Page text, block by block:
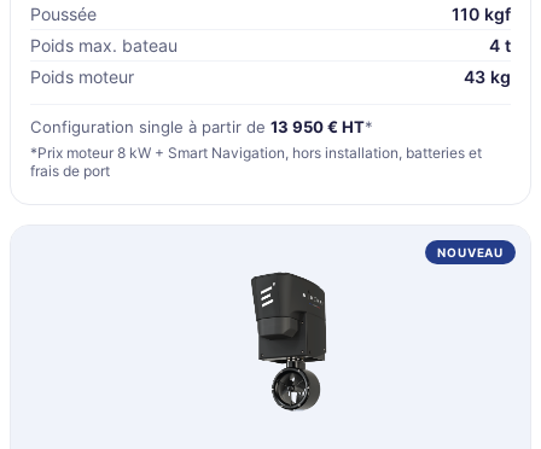
Poussée
110 kgf
Poids max. bateau
4 t
Poids moteur
43 kg
Configuration single à partir de 13 950 € HT*
*Prix moteur 8 kW + Smart Navigation, hors installation, batteries et
frais de port
NOUVEAU